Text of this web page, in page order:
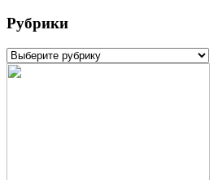
Рубрики
Рубрики